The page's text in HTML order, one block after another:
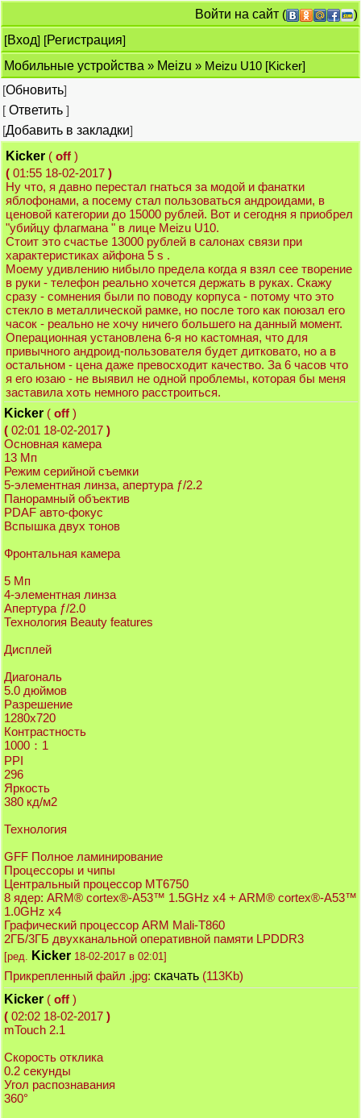
Войти на сайт (
)
[Вход] [Регистрация]
Мобильные устройства » Meizu » Meizu U10 [Kicker]
[Обновить]
[ Ответить ]
[Добавить в закладки]
Kicker ( off )
( 01:55 18-02-2017 )
Ну что, я давно перестал гнаться за модой и фанатки
яблофонами, а посему стал пользоваться андроидами, в
ценовой категории до 15000 рублей. Вот и сегодня я приобрел
"убийцу флагмана " в лице Meizu U10.
Стоит это счастье 13000 рублей в салонах связи при
характеристиках айфона 5 s .
Моему удивлению нибыло предела когда я взял сее творение
в руки - телефон реально хочется держать в руках. Скажу
сразу - сомнения были по поводу корпуса - потому что это
стекло в металлической рамке, но после того как поюзал его
часок - реально не хочу ничего большего на данный момент.
Операционная установлена 6-я но кастомная, что для
привычного андроид-пользователя будет дитковато, но а в
остальном - цена даже превосходит качество. За 6 часов что
я его юзаю - не выявил не одной проблемы, которая бы меня
заставила хоть немного расстроиться.
Kicker ( off )
( 02:01 18-02-2017 )
Основная камера
13 Мп
Режим серийной съемки
5-элементная линза, апертура ƒ/2.2
Панорамный объектив
PDAF авто-фокус
Вспышка двух тонов
Фронтальная камера
5 Мп
4-элементная линза
Апертура ƒ/2.0
Технология Beauty features
Дисплей
Диагональ
5.0 дюймов
Разрешение
1280x720
Контрастность
1000：1
PPI
296
Яркость
380 кд/м2
Технология
GFF Полное ламинирование
Процессоры и чипы
Центральный процессор MT6750
8 ядер: ARM® cortex®-A53™ 1.5GHz x4 + ARM® cortex®-A53™
1.0GHz x4
Графический процессор ARM Mali-T860
2ГБ/3ГБ двухканальной оперативной памяти LPDDR3
[ред. Kicker 18-02-2017 в 02:01]
Прикрепленный файл .jpg: скачать (113Kb)
Kicker ( off )
( 02:02 18-02-2017 )
mTouch 2.1
Скорость отклика
0.2 секунды
Угол распознавания
360°